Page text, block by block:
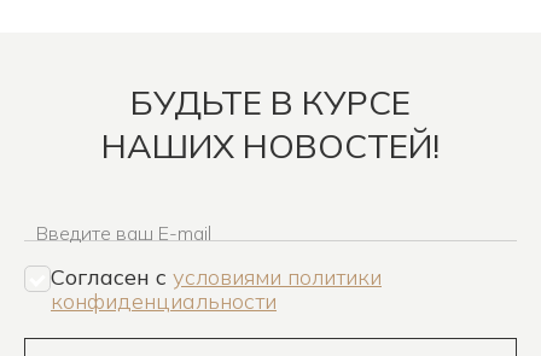
БУДЬТЕ В КУРСЕ
НАШИХ НОВОСТЕЙ!
Введите ваш E-mail
Согласен c условиями политики
конфиденциальности